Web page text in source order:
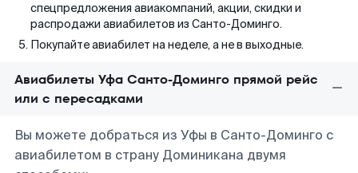
спецпредложения авиакомпаний, акции, скидки и
распродажи авиабилетов из Санто-Доминго.
Покупайте авиабилет на неделе, а не в выходные.
Авиабилеты Уфа Санто-Доминго прямой рейс
или с пересадками
Вы можете добраться из Уфы в Санто-Доминго с
авиабилетом в страну Доминикана двумя